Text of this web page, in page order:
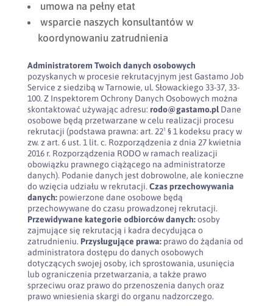
umowa na pełny etat
wsparcie naszych konsultantów w
koordynowaniu zatrudnienia
Administratorem Twoich danych osobowych
pozyskanych w procesie rekrutacyjnym jest Gastamo Job
Service z siedzibą w Tarnowie, ul. Słowackiego 33-37, 33-
100. Z Inspektorem Ochrony Danych Osobowych można
skontaktować używając adresu: rodo@gastamo.plDane
osobowe będą przetwarzane w celu realizacji procesu
rekrutacji (podstawa prawna: art. 22¹ § 1 kodeksu pracy w
zw. z art. 6 ust. 1 lit. c. Rozporządzenia z dnia 27 kwietnia
2016 r. Rozporządzenia RODO w ramach realizacji
obowiązku prawnego ciążącego na administratorze
danych). Podanie danych jest dobrowolne, ale konieczne
do wzięcia udziału w rekrutacji. Czas przechowywania
danych:powierzone dane osobowe będą
przechowywane do czasu prowadzonej rekrutacji.
Przewidywane kategorie odbiorców danych:osoby
zajmujące się rekrutacją i kadra decydująca o
zatrudnieniu. Przysługujące prawa:prawo do żądania od
administratora dostępu do danych osobowych
dotyczących swojej osoby, ich sprostowania, usunięcia
lub ograniczenia przetwarzania, a także prawo
sprzeciwu oraz prawo do przenoszenia danych oraz
prawo wniesienia skargi do organu nadzorczego.